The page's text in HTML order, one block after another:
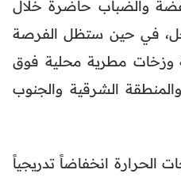
والضباب حاضرة خلال
في حين ستظل الفرصة
مطرية محلية فوق
الشرقية والجنوب
الحرارة انخفاضاً تدريجياً